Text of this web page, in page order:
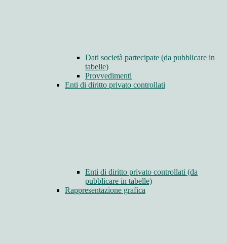
Dati società partecipate (da pubblicare in
tabelle)
Provvedimenti
Enti di diritto privato controllati
Enti di diritto privato controllati (da
pubblicare in tabelle)
Rappresentazione grafica